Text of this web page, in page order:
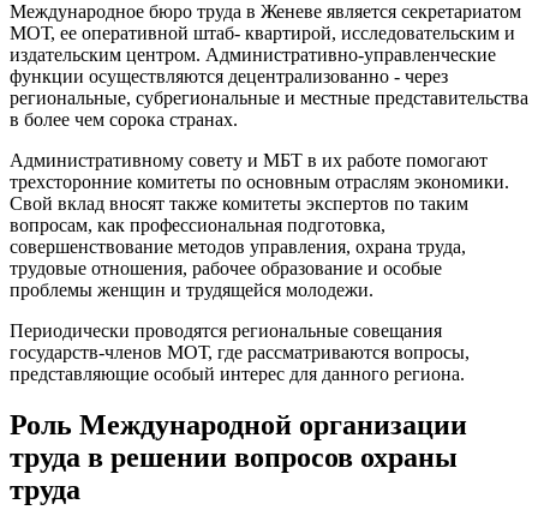
Международное бюро труда в Женеве является секретариатом
МОТ, ее оперативной штаб- квартирой, исследовательским и
издательским центром. Административно-управленческие
функции осуществляются децентрализованно - через
региональные, субрегиональные и местные представительства
в более чем сорока странах.
Административному совету и МБТ в их работе помогают
трехсторонние комитеты по основным отраслям экономики.
Свой вклад вносят также комитеты экспертов по таким
вопросам, как профессиональная подготовка,
совершенствование методов управления, охрана труда,
трудовые отношения, рабочее образование и особые
проблемы женщин и трудящейся молодежи.
Периодически проводятся региональные совещания
государств-членов МОТ, где рассматриваются вопросы,
представляющие особый интерес для данного региона.
Роль Международной организации
труда в решении вопросов охраны
труда